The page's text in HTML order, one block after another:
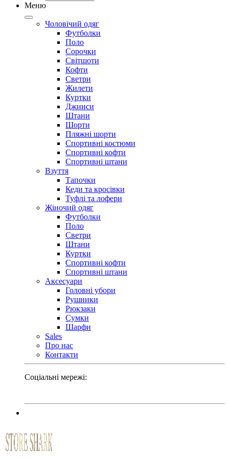
Меню
Чоловічий одяг
Футболки
Поло
Сорочки
Світшоти
Кофти
Светри
Жилети
Куртки
Джинси
Штани
Шорти
Пляжні шорти
Спортивні костюми
Спортивні кофти
Спортивні штани
Взуття
Тапочки
Кеди та кросівки
Туфлі та лофери
Жіночий одяг
Футболки
Поло
Светри
Штани
Куртки
Cпортивні кофти
Спортивні штани
Аксесуари
Головні убори
Рушники
Рюкзаки
Сумки
Шарфи
Sales
Про нас
Контакти
Соціальні мережі: